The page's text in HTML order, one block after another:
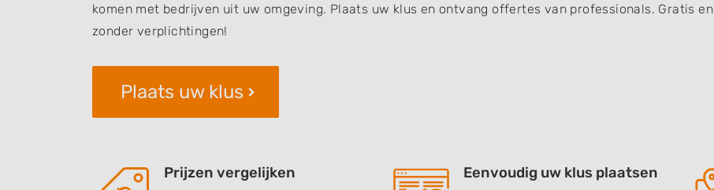
komen met bedrijven uit uw omgeving. Plaats uw klus en ontvang offertes van professionals. Gratis en
zonder verplichtingen!
Plaats uw klus
Prijzen vergelijken Eenvoudig uw klus plaatsen